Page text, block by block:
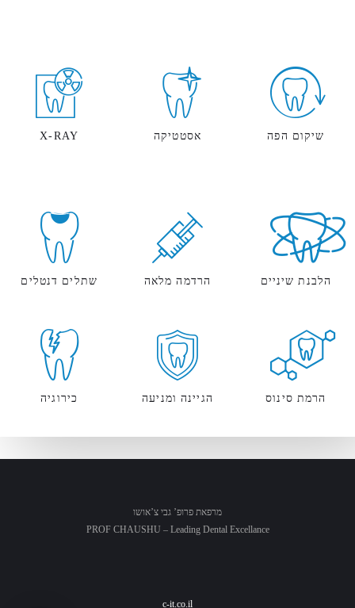
X-RAY אסטטיקה שיקום הפה
שתלים דנטלים הרדמה מלאה הלבנת שיניים
כירוגיה הגיינה ומניעה הרמת סינוס
מרפאת פרופ’ גבי צ’אושו
PROF CHAUSHU – Leading Dental Excellance
c-it.co.il